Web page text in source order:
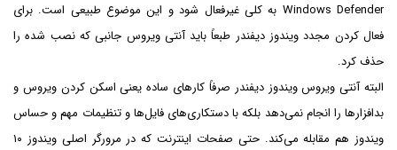
Windows Defender به کلی غیرفعال شود و این موضوع طبیعی است. برای
فعال کردن مجدد ویندوز دیفندر طبعاً باید آنتی ویروس جانبی که نصب شده را
حذف کرد.
البته آنتی ویروس ویندوز دیفندر صرفاً کارهای ساده یعنی اسکن کردن ویروس و
بد‌افزارها را انجام نمی‌دهد بلکه با دستکاری‌های فایل‌ها و تنظیمات مهم و حساس
ویندوز هم مقابله می‌کند. حتی صفحات اینترنت که در مرورگر اصلی ویندوز ۱۰